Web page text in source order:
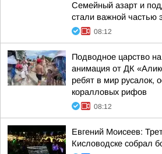
Семейный азарт и
стали важной частью
08:12
Подводное царство
анимация от ДК
ребят в мир русалок,
коралловых рифов
08:12
Евгений Моисеев:
Кисловодске собрал